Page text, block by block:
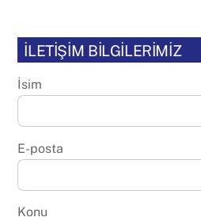
İLETİŞİM BİLGİLERİMİZ
İsim
E-posta
Konu